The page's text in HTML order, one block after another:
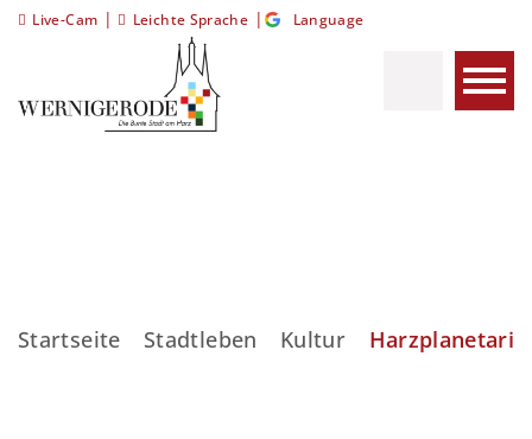
Live-Cam | Leichte Sprache | Language
Startseite Stadtleben Kultur